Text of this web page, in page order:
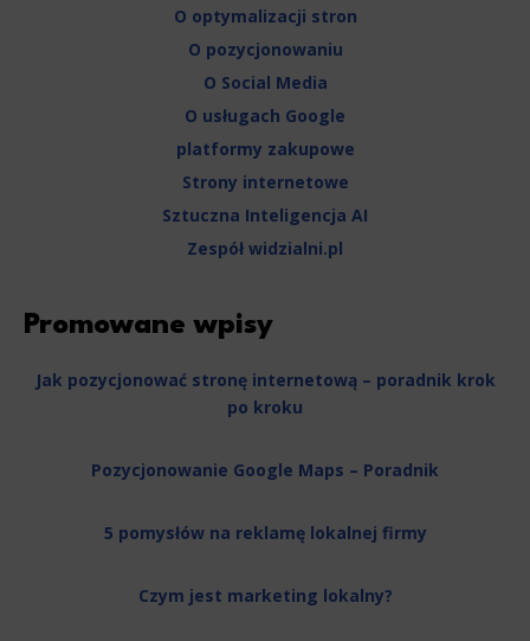
O optymalizacji stron
O pozycjonowaniu
O Social Media
O usługach Google
platformy zakupowe
Strony internetowe
Sztuczna Inteligencja AI
Zespół widzialni.pl
Promowane wpisy
Jak pozycjonować stronę internetową – poradnik krok
po kroku
Pozycjonowanie Google Maps – Poradnik
5 pomysłów na reklamę lokalnej firmy
Czym jest marketing lokalny?